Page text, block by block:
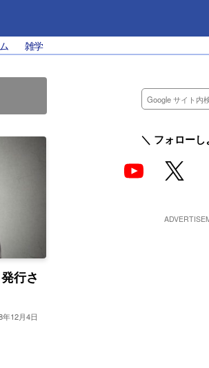
雑学
行さ
年12月4日
＼ フォロー